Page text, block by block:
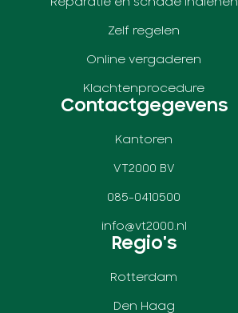
Zelf regelen
Online vergaderen
Klachtenprocedure
Contactgegevens
Kantoren
VT2000 BV
085-0410500
info@vt2000.nl
Regio's
Rotterdam
Den Haag